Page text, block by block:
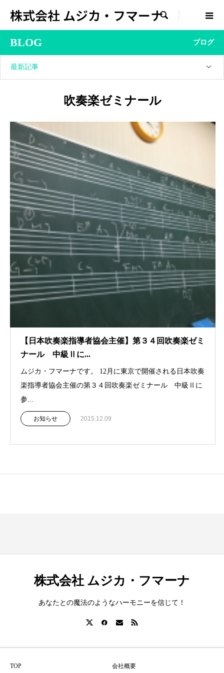
株式会社 ムジカ・フマーナ
BLOG ブログ
最新記事
吹奏楽ゼミナール
【日本吹奏楽指導者協会主催】第３４回吹奏楽ゼミ
ナール 中級Ⅱに...
ムジカ・フマーナです。 12月に東京で開催される日本吹奏
楽指導者協会主催の第３４回吹奏楽ゼミナール 中級Ⅱに
参...
お知らせ 2015.12.09
株式会社 ムジカ・フマーナ
あなたとの魔法のようなハーモニーを信じて！
TOP 会社概要